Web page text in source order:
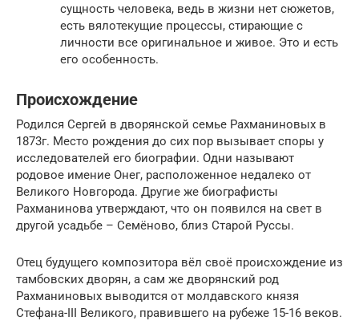
сущность человека, ведь в жизни нет сюжетов,
есть вялотекущие процессы, стирающие с
личности все оригинальное и живое. Это и есть
его особенность.
Происхождение
Родился Сергей в дворянской семье Рахманиновых в
1873г. Место рождения до сих пор вызывает споры у
исследователей его биографии. Одни называют
родовое имение Онег, расположенное недалеко от
Великого Новгорода. Другие же биографисты
Рахманинова утверждают, что он появился на свет в
другой усадьбе – Семёново, близ Старой Руссы.
Отец будущего композитора вёл своё происхождение из
тамбовских дворян, а сам же дворянский род
Рахманиновых выводится от молдавского князя
Стефана-III Великого, правившего на рубеже 15-16 веков.